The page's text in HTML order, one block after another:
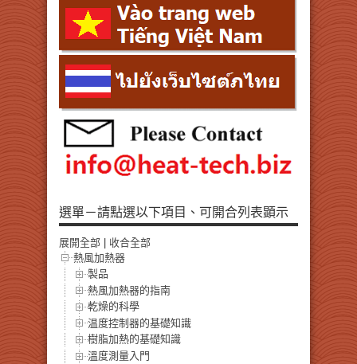
選單－請點選以下項目、可開合列表顕示
展開全部 | 收合全部
熱風加熱器
製品
熱風加熱器的指南
乾燥的科學
温度控制器的基礎知識
樹脂加熱的基礎知識
溫度測量入門